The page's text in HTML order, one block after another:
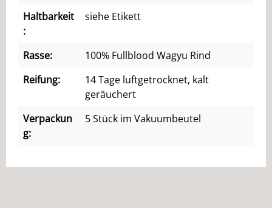
Haltbarkeit
:
siehe Etikett
Rasse:
100% Fullblood Wagyu Rind
Reifung:
14 Tage luftgetrocknet, kalt
geräuchert
Verpackun
g:
5 Stück im Vakuumbeutel